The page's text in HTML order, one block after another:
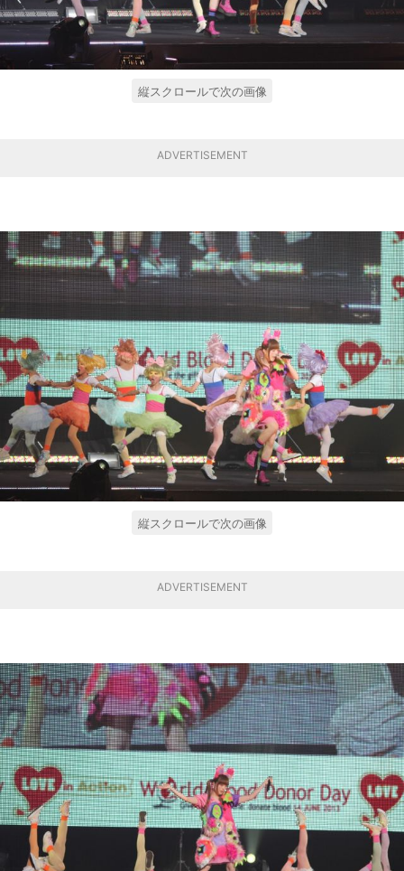
縦スクロールで次の画像
ADVERTISEMENT
縦スクロールで次の画像
ADVERTISEMENT